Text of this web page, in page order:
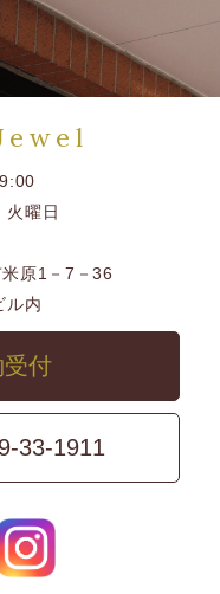
火曜日
原1－7－36
ル内
付
33-1911